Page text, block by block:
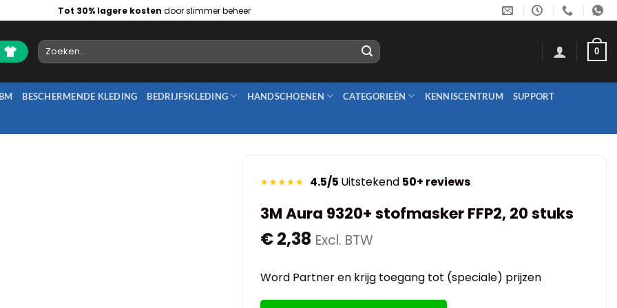
Tot 30% lagere kosten door slimmer beheer
Zoeken
naar:
0
BESCHERMENDE KLEDING BEDRIJFSKLEDING HANDSCHOENEN CATEGORIEËN KENNISCENTRUM SUPPORT
4.5/5 Uitstekend 50+ reviews
3M Aura 9320+ stofmasker FFP2, 20 stuks
€2,38 Excl. BTW
Word Partner en krijg toegang tot (speciale) prijzen